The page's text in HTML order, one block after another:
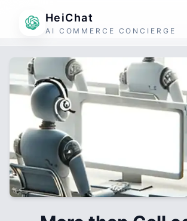
HeiChat
AI COMMERCE CONCIERGE